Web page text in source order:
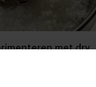
met dry
bijvangst
met microplastic